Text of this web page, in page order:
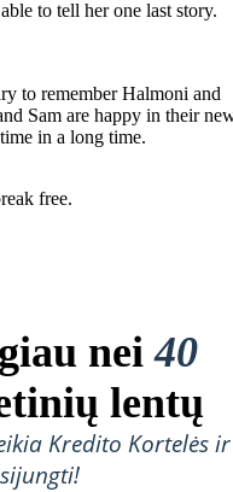
to tell her one last story.
to remember Halmoni and
Sam are happy in their
in a long time.
free.
nei40
lentų
Kredito Kortelės ir